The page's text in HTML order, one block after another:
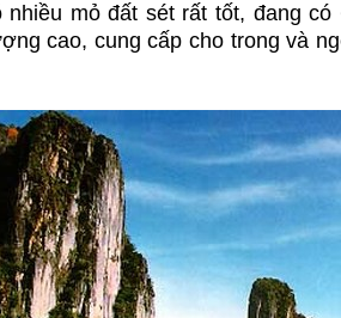
nhiều mỏ đất sét rất tốt, đang
cao, cung cấp cho trong và